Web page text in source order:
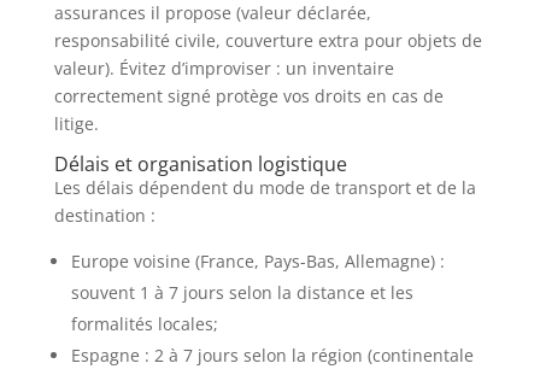
assurances il propose (valeur déclarée,
responsabilité civile, couverture extra pour objets de
valeur). Évitez d’improviser : un inventaire
correctement signé protège vos droits en cas de
litige.
Délais et organisation logistique
Les délais dépendent du mode de transport et de la
destination :
Europe voisine (France, Pays-Bas, Allemagne) :
souvent 1 à 7 jours selon la distance et les
formalités locales;
Espagne : 2 à 7 jours selon la région (continentale